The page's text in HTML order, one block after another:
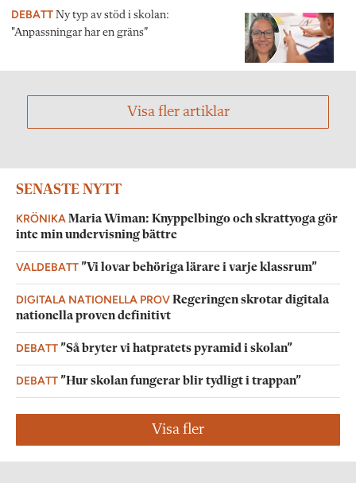
DEBATT Ny typ av stöd i skolan:
"Anpassningar har en gräns”
Visa fler artiklar
SENASTE NYTT
KRÖNIKA Maria Wiman: Knyppelbingo och skrattyoga gör
inte min undervisning bättre
VALDEBATT”Vi lovar behöriga lärare i varje klassrum”
DIGITALA NATIONELLA PROVRegeringen skrotar digitala
nationella proven definitivt
DEBATT”Så bryter vi hatpratets pyramid i skolan”
DEBATT”Hur skolan fungerar blir tydligt i trappan”
Visa fler